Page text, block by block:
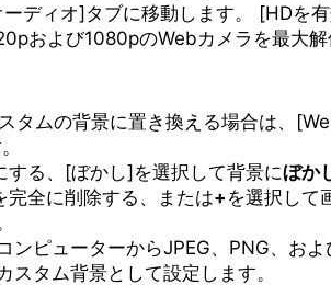
ディオ]タブに移動します。 [HDを
および1080pのWebカメラを最大解
タムの背景に置き換える場合は、
る、[ぼかし]を選択して背景にぼか
完全に削除する、または+ を選択して
ンピューターからJPEG、PNG、およ
スタム背景として設定します。